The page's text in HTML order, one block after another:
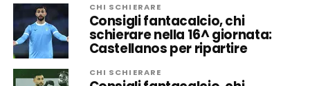
CHI SCHIERARE
Consigli fantacalcio, chi
schierare nella 16^ giornata:
Castellanos per ripartire
CHI SCHIERARE